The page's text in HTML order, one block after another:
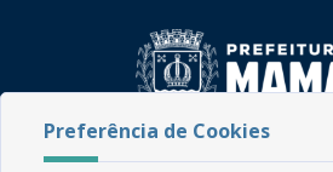
Rua do Imperador, 78, Centro
Preferência de Cookies